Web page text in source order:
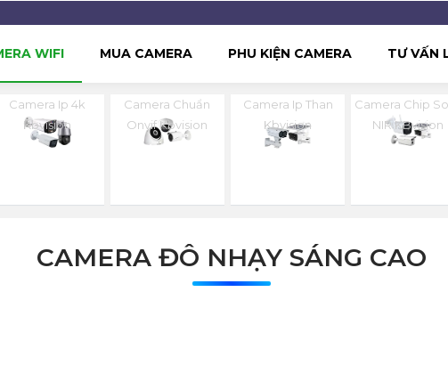
WIFI MUA CAMERA PHU KIỆN CAMERA TƯ VẤN
Camera Ip 4k
Kbvision
Camera Chuẩn
Onvif Kbvision
Camera Ip Than
Kbvision
Camera Chip
NIR KBvision
CAMERA ĐÔ NHẠY SÁNG CAO